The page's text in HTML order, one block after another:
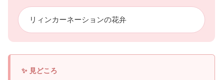
リィンカーネーションの花弁